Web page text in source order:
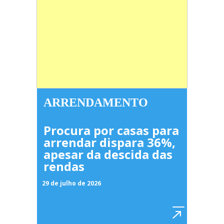
ARRENDAMENTO
Procura por casas para
arrendar dispara 36%,
apesar da descida das
rendas
29 de julho de 2026